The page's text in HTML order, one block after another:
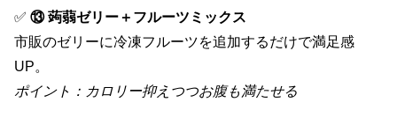
✅ ⑬ 蒟蒻ゼリー＋フルーツミックス
市販のゼリーに冷凍フルーツを追加するだけで満足感
UP。
ポイント：カロリー抑えつつお腹も満たせる